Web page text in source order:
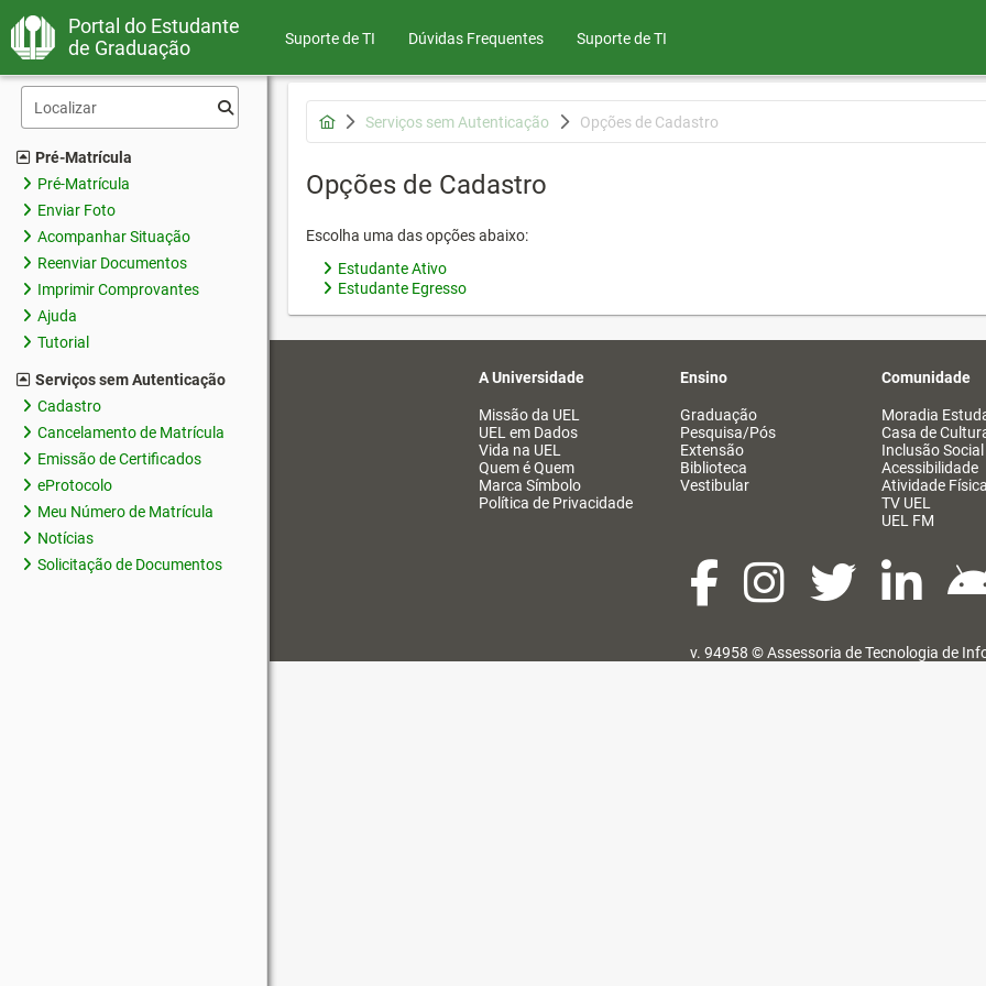
Portal do Estudante
de Graduação
Suporte de TI Dúvidas Frequentes Suporte de TI
Pré-Matrícula
Pré-Matrícula
Enviar Foto
Acompanhar Situação
Reenviar Documentos
Imprimir Comprovantes
Ajuda
Tutorial
Serviços sem Autenticação
Cadastro
Cancelamento de Matrícula
Emissão de Certificados
eProtocolo
Meu Número de Matrícula
Notícias
Solicitação de Documentos
Serviços sem Autenticação Opções de Cadastro
Opções de Cadastro
Escolha uma das opções abaixo:
Estudante Ativo
Estudante Egresso
A Universidade
Missão da UEL
UEL em Dados
Vida na UEL
Quem é Quem
Marca Símbolo
Política de Privacidade
Ensino
Graduação
Pesquisa/Pós
Extensão
Biblioteca
Vestibular
Comunidade
Moradia
Casa de
Inclusão Social
Acessibilidade
Atividade Física
TV UEL
UEL FM
v. 94958 ©Assessoria de Tecnologia de